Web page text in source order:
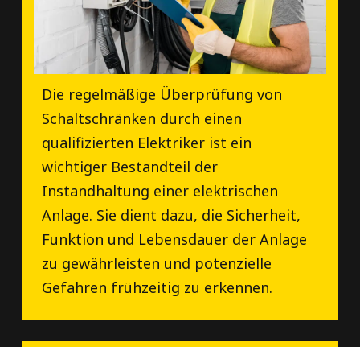
Die regelmäßige Überprüfung von
Schaltschränken durch einen
qualifizierten Elektriker ist ein
wichtiger Bestandteil der
Instandhaltung einer elektrischen
Anlage. Sie dient dazu, die Sicherheit,
Funktion und Lebensdauer der Anlage
zu gewährleisten und potenzielle
Gefahren frühzeitig zu erkennen.